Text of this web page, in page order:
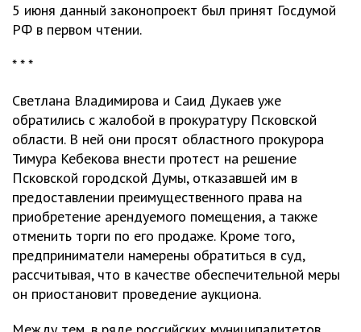
5 июня данный законопроект был принят Госдумой
РФ в первом чтении.
* * *
Светлана Владимирова и Саид Дукаев уже
обратились с жалобой в прокуратуру Псковской
области. В ней они просят областного прокурора
Тимура Кебекова внести протест на решение
Псковской городской Думы, отказавшей им в
предоставлении преимущественного права на
приобретение арендуемого помещения, а также
отменить торги по его продаже. Кроме того,
предприниматели намерены обратиться в суд,
рассчитывая, что в качестве обеспечительной меры
он приостановит проведение аукциона.